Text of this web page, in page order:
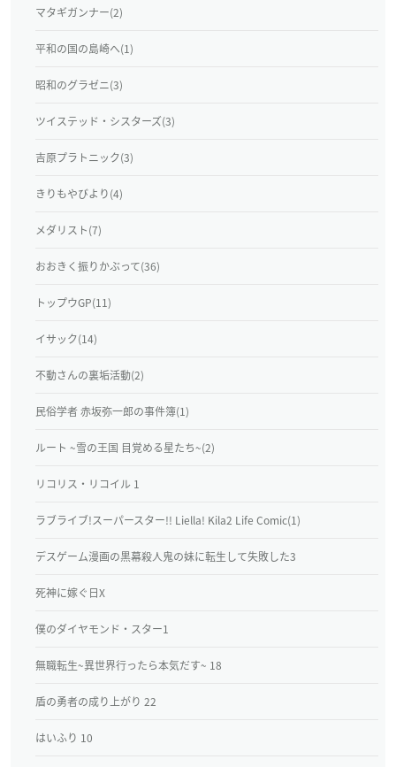
マタギガンナー(2)
平和の国の島崎へ(1)
昭和のグラゼニ(3)
ツイステッド・シスターズ(3)
吉原プラトニック(3)
きりもやびより(4)
メダリスト(7)
おおきく振りかぶって(36)
トップウGP(11)
イサック(14)
不動さんの裏垢活動(2)
民俗学者 赤坂弥一郎の事件簿(1)
ルート ~雪の王国 目覚める星たち~(2)
リコリス・リコイル 1
ラブライブ!スーパースター!! Liella! Kila2 Life Comic(1)
デスゲーム漫画の黒幕殺人鬼の妹に転生して失敗した3
死神に嫁ぐ日X
僕のダイヤモンド・スター1
無職転生~異世界行ったら本気だす~ 18
盾の勇者の成り上がり 22
はいふり 10